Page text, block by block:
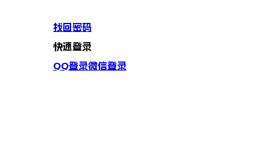
找回密码
快速登录
QQ登录微信登录